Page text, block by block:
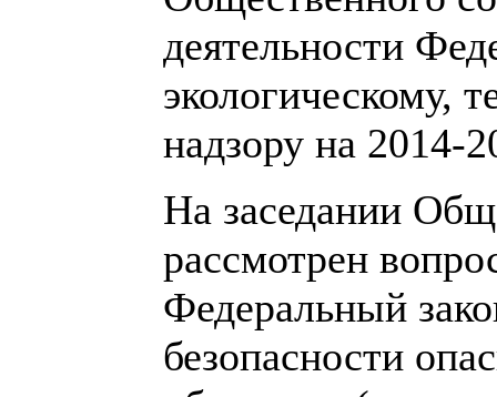
деятельности
экологическому,
надзору на 2014-
На заседании
рассмотрен
Федеральный
безопасности